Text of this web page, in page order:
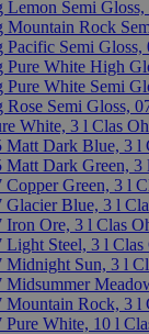
Semi Gloss,
Rock
Semi Gloss,
Pure White High
White Semi
Semi Gloss,
White, 3 l Clas
Matt Dark Blue, 3 l
Matt Dark Green, 3 l
Copper Green, 3 l
Glacier Blue, 3 l
Iron Ore, 3 l Clas
Light Steel, 3 l Clas
Midnight Sun, 3 l
Midsummer
Mountain Rock, 3 l
Pure White, 10 l